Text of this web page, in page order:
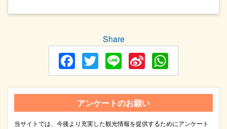
Share
Facebook
Twitter
LineSina
Weibo
アンケートのお願い
当サイトでは、今後より充実した観光情報を提供するためにアンケート